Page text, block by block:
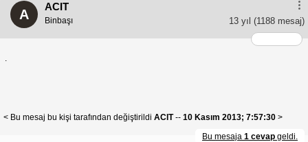
A
ACIT
13 yıl (1188 mesaj)
Binbaşı
.
< Bu mesaj bu kişi tarafından değiştirildi ACIT-- 10 Kasım 2013; 7:57:30 >
Bu mesaja 1 cevap geldi.